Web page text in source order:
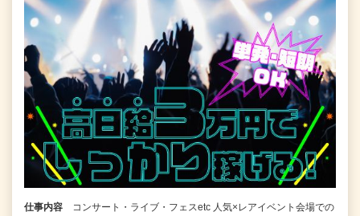
仕事内容
コンサート・ライブ・フェスetc 人気×レアイベント会場での